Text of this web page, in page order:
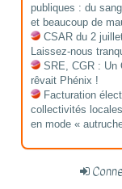
publiques : du
et beaucoup de
CSAR du 2
Laissez-nous
SRE, CGR : Un
rêvait Phénix !
Facturation
collectivités
en mode «